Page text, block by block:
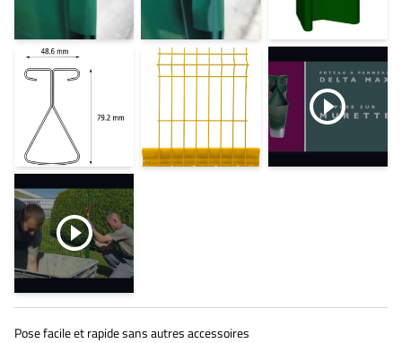
Pose facile et rapide sans autres accessoires